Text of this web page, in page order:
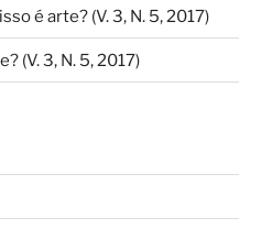
é arte? (V. 3, N. 5, 2017)
(V. 3, N. 5, 2017)